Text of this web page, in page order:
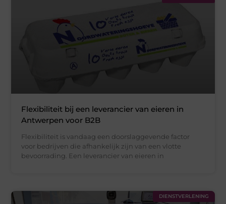
Flexibiliteit bij een leverancier van eieren in
Antwerpen voor B2B
Flexibiliteit is vandaag een doorslaggevende factor
voor bedrijven die afhankelijk zijn van een vlotte
bevoorrading. Een leverancier van eieren in
DIENSTVERLENING